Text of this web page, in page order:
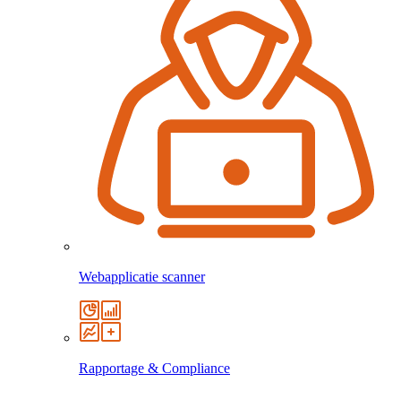
Webapplicatie scanner
Rapportage & Compliance